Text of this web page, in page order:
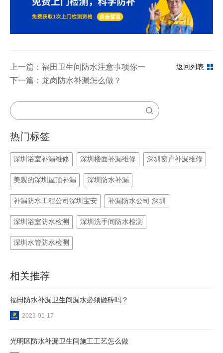
上一篇：福田卫生间防水注意事项你一定要知道返回列表
下一篇：龙岗防水补漏怎么做？
热门标签
深圳浴室补漏维修 深圳楼面补漏维修 深圳窗户补漏维修
美观的深圳屋顶补漏 深圳防水补漏
补漏防水工程公司深圳宝安 补漏防水公司 深圳
深圳浴室防水检测 深圳洗手间防水检测
深圳水管防水检测
相关推荐
福田防水补漏卫生间漏水必须砸砖吗？
2023-01-17
光明区防水补漏卫生间施工工艺怎么做